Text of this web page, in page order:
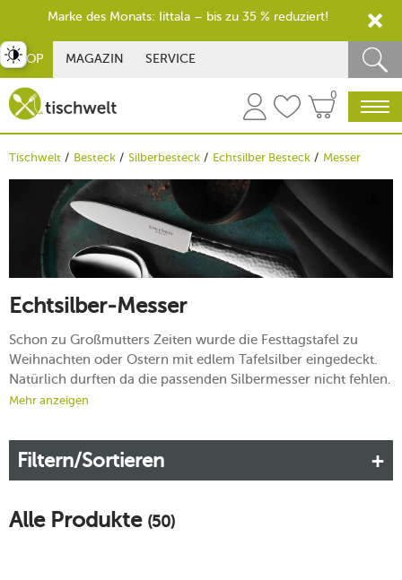
SHOP MAGAZIN SERVICE
0
Tischwelt Besteck Silberbesteck Echtsilber Besteck Messer
Echtsilber-Messer
Schon zu Großmutters Zeiten wurde die Festtagstafel zu
Weihnachten oder Ostern mit edlem Tafelsilber eingedeckt.
Natürlich durften da die passenden Silbermesser nicht fehlen.
Ob kunstvoll geschwungene, handgearbeitete Griffe oder
fast jede Form bringen. Möchten Sie ebenso stilvoll tafeln wie
frühere Generationen, lohnt sich die Investition in gutes
Tafelsilber. Denn eineEchtsilber-Besteckgarniturbehält bei
Silberglanz.
Mehr anzeigen
Filtern/Sortieren
Alle Produkte (50)
umschalten
Marke des Monats: Iittala – bis zu 35 % reduziert!